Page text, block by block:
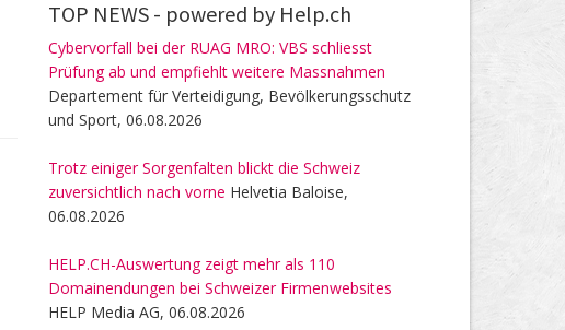
TOP NEWS - powered by Help.ch
Cybervorfall bei der RUAG MRO: VBS schliesst
Prüfung ab und empfiehlt weitere Massnahmen
Departement für Verteidigung, Bevölkerungsschutz
und Sport, 06.08.2026
Trotz einiger Sorgenfalten blickt die Schweiz
zuversichtlich nach vorne Helvetia Baloise,
06.08.2026
HELP.CH-Auswertung zeigt mehr als 110
Domainendungen bei Schweizer Firmenwebsites
HELP Media AG, 06.08.2026